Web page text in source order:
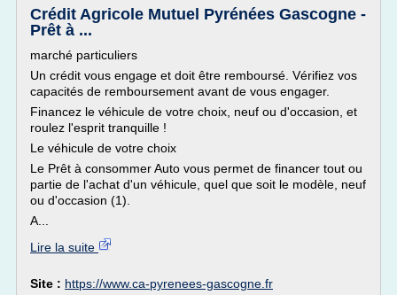
Crédit Agricole Mutuel Pyrénées Gascogne -
Prêt à ...
marché particuliers
Un crédit vous engage et doit être remboursé. Vérifiez vos
capacités de remboursement avant de vous engager.
Financez le véhicule de votre choix, neuf ou d'occasion, et
roulez l'esprit tranquille !
Le véhicule de votre choix
Le Prêt à consommer Auto vous permet de financer tout ou
partie de l'achat d'un véhicule, quel que soit le modèle, neuf
ou d'occasion (1).
A...
Lire la suite
Site : https://www.ca-pyrenees-gascogne.fr